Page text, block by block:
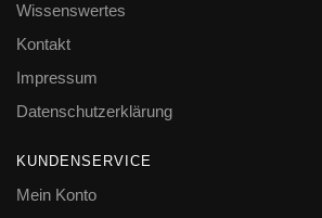
Wissenswertes
Kontakt
Impressum
Datenschutzerklärung
KUNDENSERVICE
Mein Konto